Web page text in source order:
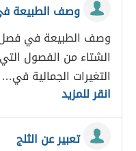
وصف الطبيعة
وصف الطبيعة في
الشتاء من الفصول
التغيرات الجمالية في…
انقر للمزيد
تعبير عن الثلج